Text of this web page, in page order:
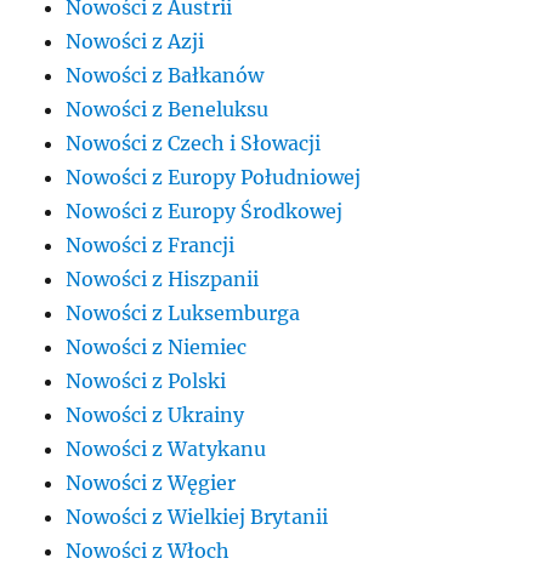
Nowości z Austrii
Nowości z Azji
Nowości z Bałkanów
Nowości z Beneluksu
Nowości z Czech i Słowacji
Nowości z Europy Południowej
Nowości z Europy Środkowej
Nowości z Francji
Nowości z Hiszpanii
Nowości z Luksemburga
Nowości z Niemiec
Nowości z Polski
Nowości z Ukrainy
Nowości z Watykanu
Nowości z Węgier
Nowości z Wielkiej Brytanii
Nowości z Włoch